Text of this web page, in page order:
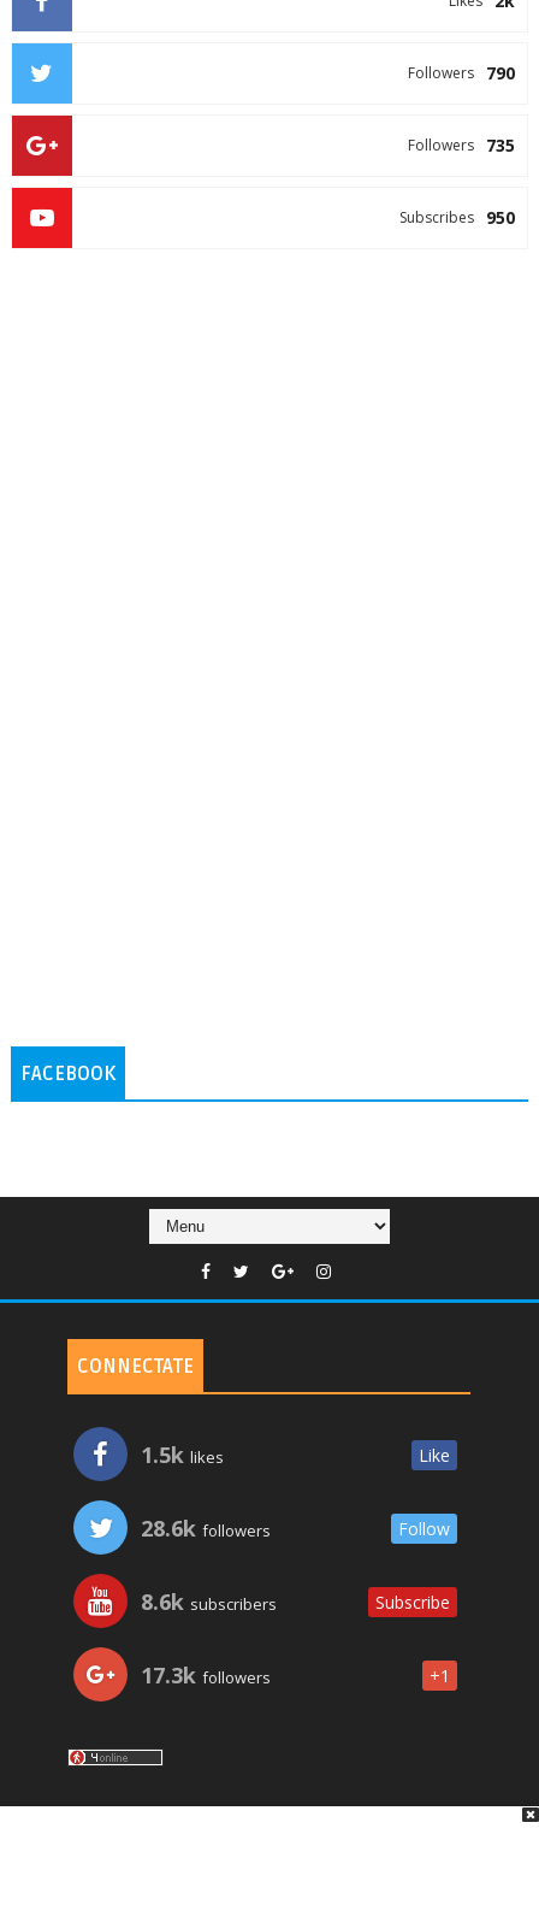
790
Followers
735
Followers
950
Subscribes
FACEBOOK
CONNECTATE
1.5k likes Like
28.6k followers Follow
8.6k subscribers Subscribe
17.3k followers +1